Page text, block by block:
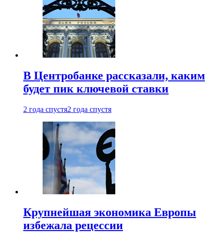
В Центробанке рассказали, каким
будет пик ключевой ставки
2 года спустя2 года спустя
Крупнейшая экономика Европы
избежала рецессии